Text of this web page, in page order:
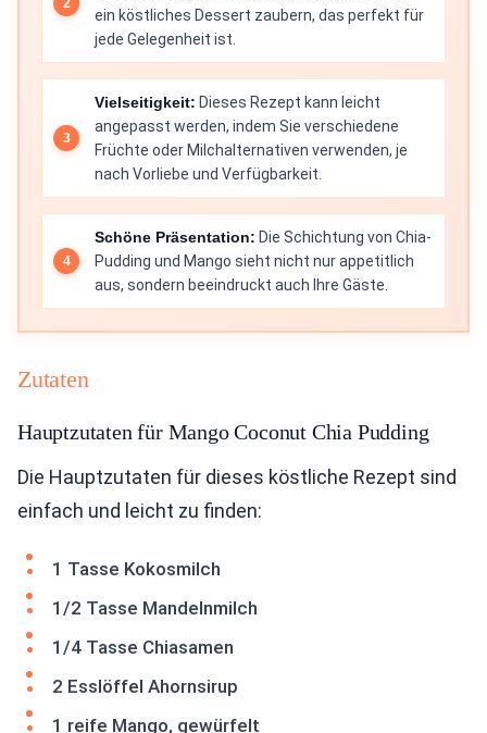
ein köstliches Dessert zaubern, das perfekt für
jede Gelegenheit ist.
Vielseitigkeit: Dieses Rezept kann leicht
angepasst werden, indem Sie verschiedene
Früchte oder Milchalternativen verwenden, je
nach Vorliebe und Verfügbarkeit.
Schöne Präsentation: Die Schichtung von Chia-
Pudding und Mango sieht nicht nur appetitlich
aus, sondern beeindruckt auch Ihre Gäste.
Zutaten
Hauptzutaten für Mango Coconut Chia Pudding
Die Hauptzutaten für dieses köstliche Rezept sind
einfach und leicht zu finden:
1 Tasse Kokosmilch
1/2 Tasse Mandelnmilch
1/4 Tasse Chiasamen
2 Esslöffel Ahornsirup
1 reife Mango, gewürfelt